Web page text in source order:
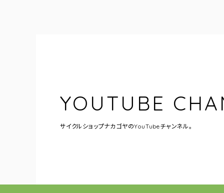
YOUTUBE
サイクルショップナカゴヤのYouTubeチャンネル。